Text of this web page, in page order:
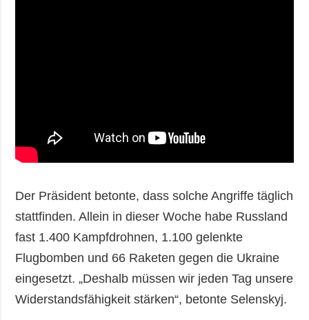
Der Präsident betonte, dass solche Angriffe täglich
stattfinden. Allein in dieser Woche habe Russland
fast 1.400 Kampfdrohnen, 1.100 gelenkte
Flugbomben und 66 Raketen gegen die Ukraine
eingesetzt. „Deshalb müssen wir jeden Tag unsere
Widerstandsfähigkeit stärken“, betonte Selenskyj.